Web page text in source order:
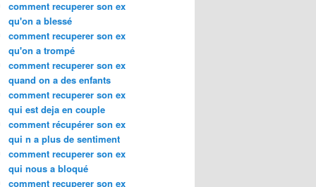
comment recuperer son ex
qu'on a blessé
comment recuperer son ex
qu'on a trompé
comment recuperer son ex
quand on a des enfants
comment recuperer son ex
qui est deja en couple
comment récupérer son ex
qui n a plus de sentiment
comment recuperer son ex
qui nous a bloqué
comment recuperer son ex